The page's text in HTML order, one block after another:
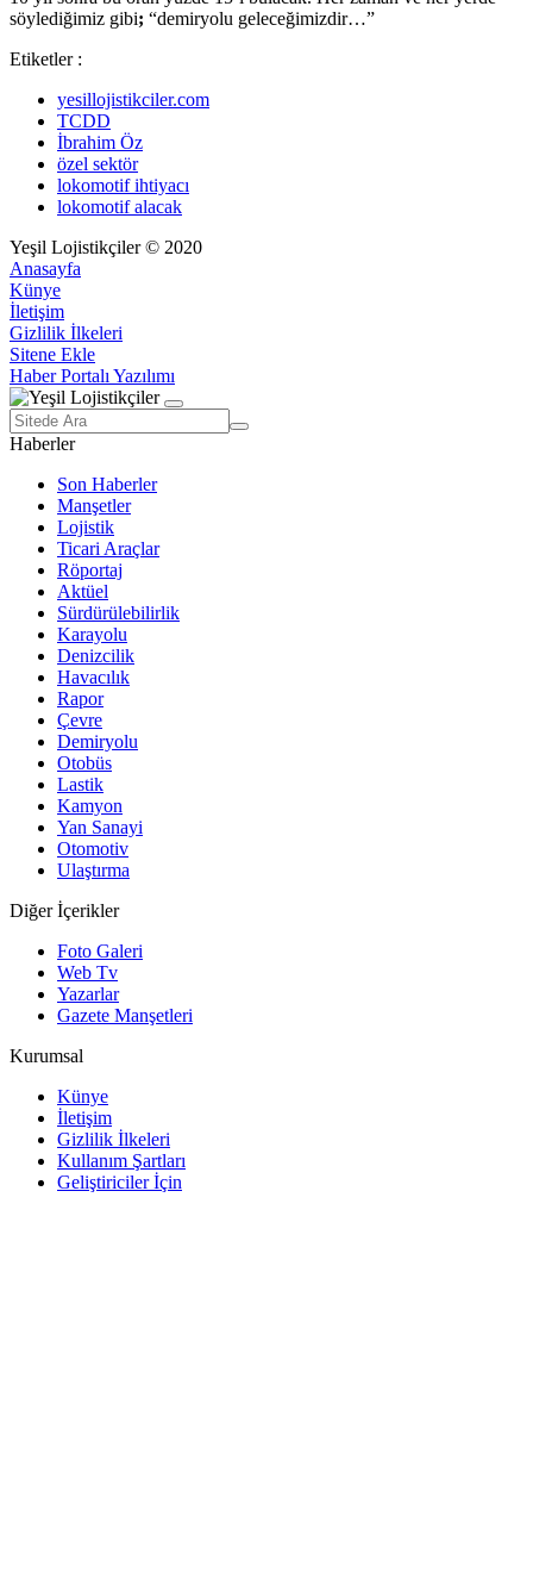
söylediğimiz gibi; “demiryolu geleceğimizdir…”
Etiketler :
yesillojistikciler.com
TCDD
İbrahim Öz
özel sektör
lokomotif ihtiyacı
lokomotif alacak
Yeşil Lojistikçiler © 2020
Anasayfa
Künye
İletişim
Gizlilik İlkeleri
Sitene Ekle
Haber Portalı Yazılımı
Haberler
Son Haberler
Manşetler
Lojistik
Ticari Araçlar
Röportaj
Aktüel
Sürdürülebilirlik
Karayolu
Denizcilik
Havacılık
Rapor
Çevre
Demiryolu
Otobüs
Lastik
Kamyon
Yan Sanayi
Otomotiv
Ulaştırma
Diğer İçerikler
Foto Galeri
Web Tv
Yazarlar
Gazete Manşetleri
Kurumsal
Künye
İletişim
Gizlilik İlkeleri
Kullanım Şartları
Geliştiriciler İçin